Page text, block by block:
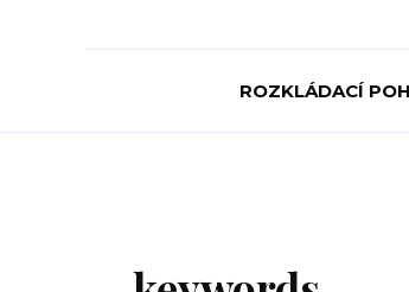
ROZKLÁDACÍ